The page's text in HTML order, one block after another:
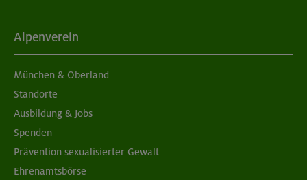
Alpenverein
München & Oberland
Standorte
Ausbildung & Jobs
Spenden
Prävention sexualisierter Gewalt
Ehrenamtsbörse